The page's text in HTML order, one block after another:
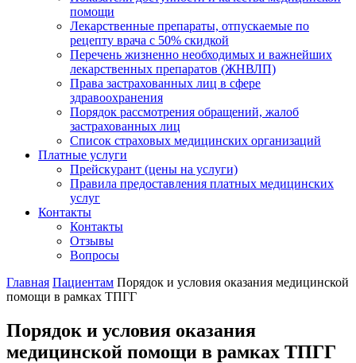
помощи
Лекарственные препараты, отпускаемые по
рецепту врача с 50% скидкой
Перечень жизненно необходимых и важнейших
лекарственных препаратов (ЖНВЛП)
Права застрахованных лиц в сфере
здравоохранения
Порядок рассмотрения обращений, жалоб
застрахованных лиц
Список страховых медицинских организаций
Платные услуги
Прейскурант (цены на услуги)
Правила предоставления платных медицинских
услуг
Контакты
Контакты
Отзывы
Вопросы
Главная Пациентам Порядок и условия оказания медицинской
помощи в рамках ТПГГ
Порядок и условия оказания
медицинской помощи в рамках ТПГГ